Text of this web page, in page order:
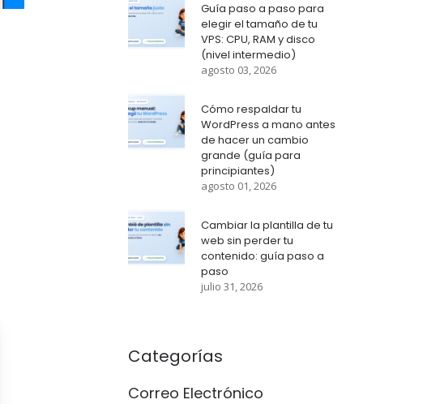
Guía paso a paso para
elegir el tamaño de tu
VPS: CPU, RAM y disco
(nivel intermedio)
agosto 03, 2026
Cómo respaldar tu
WordPress a mano antes
de hacer un cambio
grande (guía para
principiantes)
agosto 01, 2026
Cambiar la plantilla de tu
web sin perder tu
contenido: guía paso a
paso
julio 31, 2026
Categorías
Correo Electrónico